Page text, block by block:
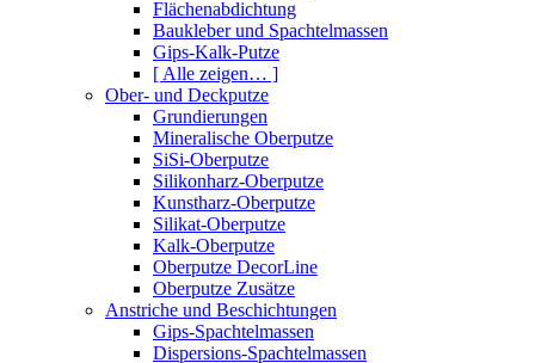
Flächenabdichtung
Baukleber und Spachtelmassen
Gips-Kalk-Putze
[ Alle zeigen… ]
Ober- und Deckputze
Grundierungen
Mineralische Oberputze
SiSi-Oberputze
Silikonharz-Oberputze
Kunstharz-Oberputze
Silikat-Oberputze
Kalk-Oberputze
Oberputze DecorLine
Oberputze Zusätze
Anstriche und Beschichtungen
Gips-Spachtelmassen
Dispersions-Spachtelmassen